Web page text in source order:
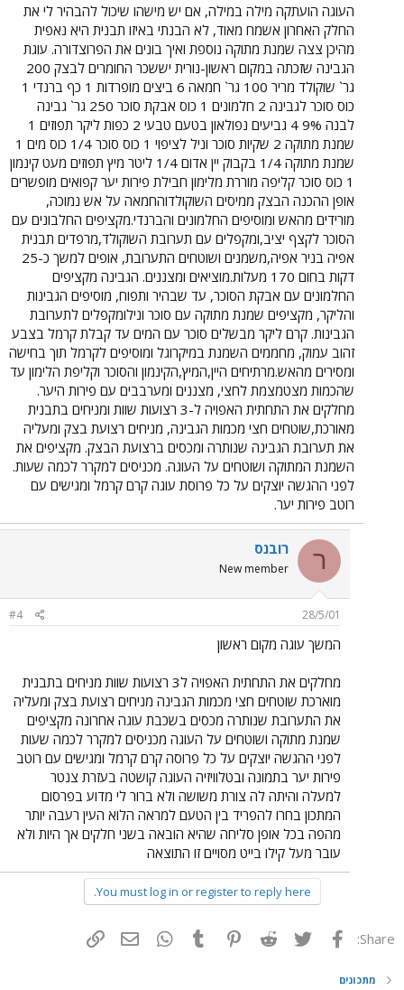
העוגה הועתקה מילה במילה, אם יש מישהו שיכול להבהיר לי את
החלק האחרון אשמח מאוד, לא הבנתי באיזו תבנית היא נאפית
מהיכן צצה שמנת מתוקה נוספת ואיך בונים את הפרוצדורה. עוגת
הגבינה שזכתה במקום ראשון-נורית יששכר החומרים לבצק 200
גר` שוקולד מריר 100 גר` חמאה 6 ביצים מופרדות 1 כף ברנדי 1
כוס סוכר לגבינה 2 חלמונים 1 כוס אבקת סוכר 250 גר` גבינה
לבנה 9% 4 גביעים נפולאון בטעם טבעי 2 כפות ליקר תפוזים 1
שמנת מתוקה 2 שקיות סוכר וניל לציפוי 1 כוס סוכר 1/4 כוס מים 1
שמנת מתוקה 1/4 בקבוק יין אדום 1/4 ליטר מיץ תפוזים מעט קינמון
1 כוס סוכר קליפה מוררת מלימון חבילת פירות יער קפואים מופשרים
אופן ההכנה הבצק ממיסים השוקולדוהחמאה על אש נמוכה,
מורידים מהאש ומוסיפים החלמונים והברנדי.מקציפים החלבונים עם
הסוכר לקצף יציב,ומקפלים עם תערובת השוקולד,מרפדים תבנית
אפיה בניר אפיה,משמנים ושוטחים התערובת, אופים למשך כ-25
דקות בחום 170 מעלות.מוציאים ומצננים. הגבינה מקציפים
החלמונים עם אבקת הסוכר, עד שבהיר ותפוח, מוסיפים הגבינות
והליקר, מקציפים שמנת מתוקה עם סוכר ונילומקפלים לתערובת
הגבינות. קרם ליקר מבשלים סוכר עם המים עד קבלת קרמל בצבע
זהוב עמוק, מחממים השמנת במיקרוגל ומוסיפים לקרמל תוך בחישה
ומסירים מהאש.מרתיחים היין,המיץ,הקינמון והסוכר וקליפת הלימון עד
שהכמות מצטמצמת לחצי, מצננים ומערבבים עם פירות היער.
מחלקים את התחתית האפויה ל-3 רצועות שוות ומניחים בתבנית
מאורכת,שוטחים חצי מכמות הגבינה, מניחים רצועת בצק ומעליה
את תערובת הגבינה שנותרה ומכסים ברצועת הבצק. מקציפים את
השמנת המתוקה ושוטחים על העוגה. מכניסים למקרר לכמה שעות.
לפני ההגשה יוצקים על כל פרוסת עוגה קרם קרמל ומגישים עם
רוטב פירות יער.
ר רובנס
New member
28/5/01
#4
המשך עוגה מקום ראשון
מחלקים את התחתית האפויה ל3 רצועות שוות מניחים בתבנית
מוארכת שוטחים חצי מכמות הגבינה מניחים רצועת בצק ומעליה
את התערובת שנותרה מכסים בשכבת עוגה אחרונה מקציפים
שמנת מתוקה ושוטחים על העוגה מכניסים למקרר לכמה שעות
לפני ההגשה יוצקים על כל פרוסה קרם קרמל ומגישים עם רוטב
פירות יער בתמונה ובטלוויזיה העוגה קושטה בעזרת צנטר
למעלה והיתה לה צורת משושה ולא ברור לי מדוע בפרסום
המתכון בחרו להפריד בין הטעם למראה הלוא העין רעבה יותר
מהפה בכל אופן סליחה שהיא הובאה בשני חלקים אך היות ולא
עובר מעל קילו בייט מסויים זו התוצאה
You must log in or register to reply here.
Share: פייסבוק Twitter
Reddit
Pinterest
Tumblr
WhatsAppדואר אלקטרוני
מתכונים